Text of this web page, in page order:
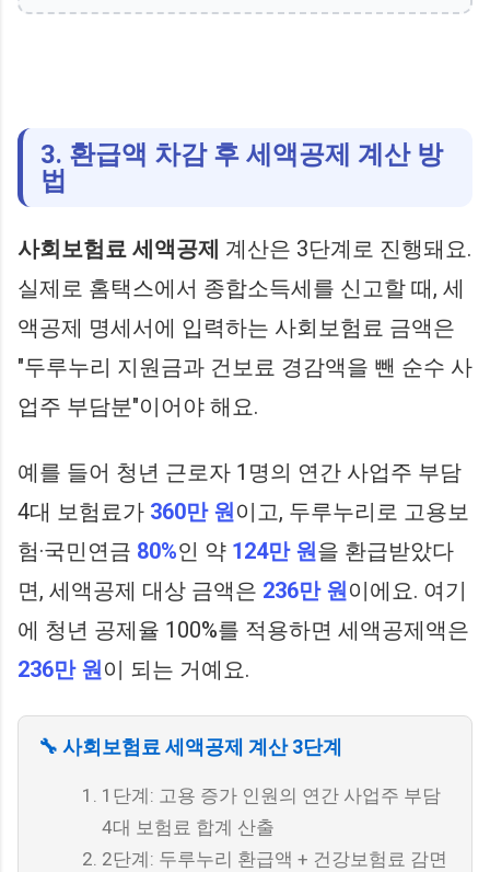
3. 환급액 차감 후 세액공제 계산 방
법
사회보험료 세액공제 계산은 3단계로 진행돼요.
실제로 홈택스에서 종합소득세를 신고할 때, 세
액공제 명세서에 입력하는 사회보험료 금액은
"두루누리 지원금과 건보료 경감액을 뺀 순수 사
업주 부담분"이어야 해요.
예를 들어 청년 근로자 1명의 연간 사업주 부담
4대 보험료가 360만 원이고, 두루누리로 고용보
험·국민연금 80%인 약 124만 원을 환급받았다
면, 세액공제 대상 금액은 236만 원이에요. 여기
에 청년 공제율 100%를 적용하면 세액공제액은
236만 원이 되는 거예요.
🔧 사회보험료 세액공제 계산 3단계
1단계: 고용 증가 인원의 연간 사업주 부담
4대 보험료 합계 산출
2단계: 두루누리 환급액 + 건강보험료 감면